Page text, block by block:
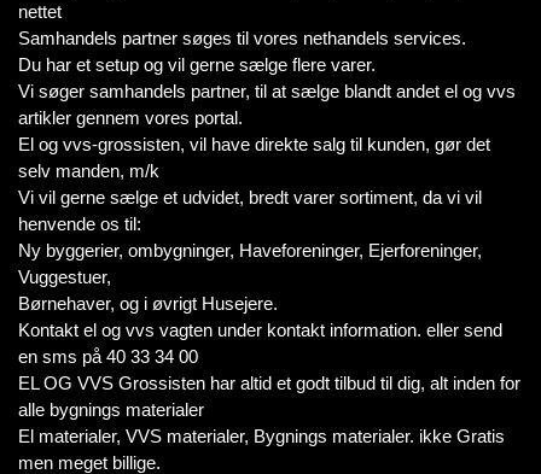
nettet
Samhandels partner søges til vores nethandels services.
Du har et setup og vil gerne sælge flere varer.
Vi søger samhandels partner, til at sælge blandt andet el og vvs
artikler gennem vores portal.
El og vvs-grossisten, vil have direkte salg til kunden, gør det
selv manden, m/k
Vi vil gerne sælge et udvidet, bredt varer sortiment, da vi vil
henvende os til:
Ny byggerier, ombygninger, Haveforeninger, Ejerforeninger,
Vuggestuer,
Børnehaver, og i øvrigt Husejere.
Kontakt el og vvs vagten under kontakt information. eller send
en sms på 40 33 34 00
EL OG VVS Grossisten har altid et godt tilbud til dig, alt inden for
alle bygnings materialer
El materialer, VVS materialer, Bygnings materialer. ikke Gratis
men meget billige.